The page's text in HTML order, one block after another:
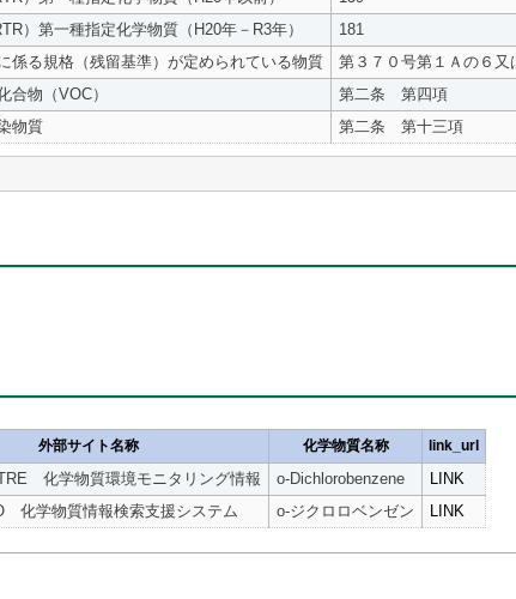
）第一種指定化学物質（H20年－R3年） 181
係る規格（残留基準）が定められている物質 第３７０号第１Ａの６又
合物（VOC） 第二条 第四項
物質 第二条 第十三項
外部サイト名称 化学物質名称 link_url
化学物質環境モニタリング情報 o-Dichlorobenzene
LINK
化学物質情報検索支援システム
o-ジクロロベンゼン LINK